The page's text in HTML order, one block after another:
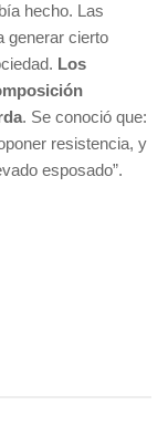
hecho. Las
generar cierto
Los
. Se conoció que:
resistencia, y
esposado”.